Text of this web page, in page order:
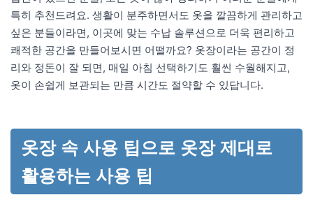
특히 추천드려요. 생활이 분주하면서도 옷을 깔끔하게 관리하고
싶은 분들이라면, 이곳에 맞는 수납 솔루션으로 더욱 편리하고
쾌적한 공간을 만들어보시면 어떨까요? 옷장이라는 공간이 정
리와 정돈이 잘 되면, 매일 아침 선택하기도 훨씬 수월해지고,
옷이 손쉽게 보관되는 만큼 시간도 절약할 수 있답니다.
옷장 속 사용 팁으로 옷장 제대로
활용하는 사용 팁